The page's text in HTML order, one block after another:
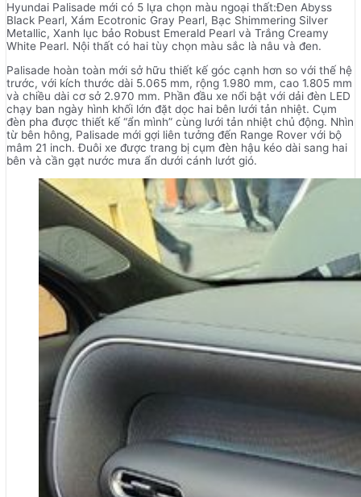
Hyundai Palisade mới có 5 lựa chọn màu ngoại thất:Đen Abyss
Black Pearl, Xám Ecotronic Gray Pearl, Bạc Shimmering Silver
Metallic, Xanh lục bảo Robust Emerald Pearl và Trắng Creamy
White Pearl. Nội thất có hai tùy chọn màu sắc là nâu và đen.
Palisade hoàn toàn mới sở hữu thiết kế góc cạnh hơn so với thế hệ
trước, với kích thước dài 5.065 mm, rộng 1.980 mm, cao 1.805 mm
và chiều dài cơ sở 2.970 mm. Phần đầu xe nổi bật với dải đèn LED
chạy ban ngày hình khối lớn đặt dọc hai bên lưới tản nhiệt. Cụm
đèn pha được thiết kế “ẩn mình” cùng lưới tản nhiệt chủ động. Nhìn
từ bên hông, Palisade mới gợi liên tưởng đến Range Rover với bộ
mâm 21 inch. Đuôi xe được trang bị cụm đèn hậu kéo dài sang hai
bên và cần gạt nước mưa ẩn dưới cánh lướt gió.